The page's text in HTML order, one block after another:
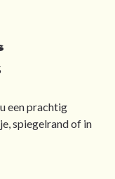
een prachtig
spiegelrand of in